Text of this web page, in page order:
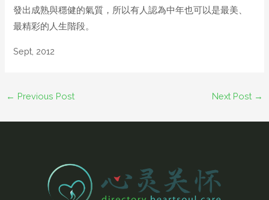
發出成熟與穩健的氣質，所以有人認為中年也可以是最美、
最精彩的人生階段。
Sept, 2012
← Previous Post Next Post →